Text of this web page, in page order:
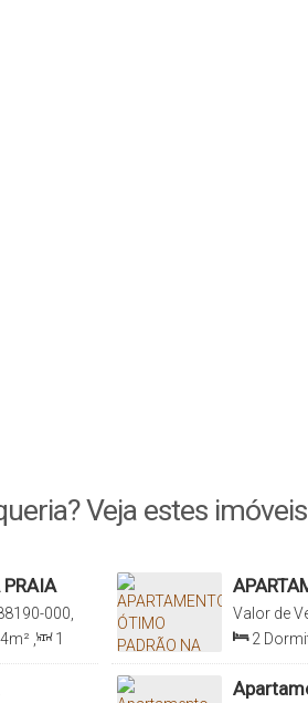
Veja estes
PRAIA
000,
Brasil
m²
1
VENDA
Valor de
Praia de
2
Distância